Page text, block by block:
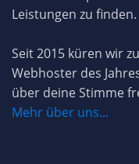
Leistungen zu finden.
Seit 2015 küren wir
Webhoster des
über deine Stimme
Mehr über uns...